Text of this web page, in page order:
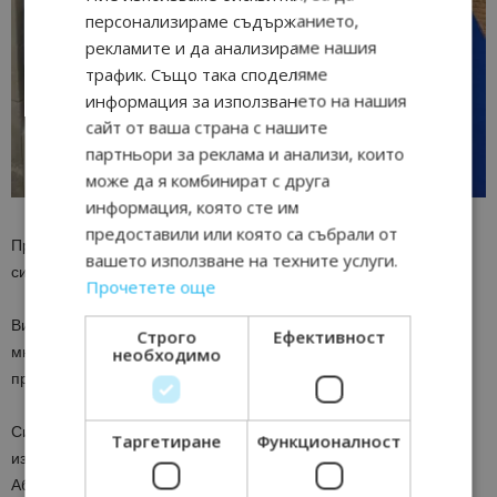
Прясна морска храна: Приготвена с местен зехтин, каперси и
сицилиански лимони.
Вино: Качествено бяло или червено вино можете да пиете на
много места в Италия, но само в Сицилия може да опитате
прочутите вина от Етна.
Сицилия не е място, за което просто се чете – тя трябва да се
изживее, усети и вкуси. Разгледайте актуалните оферти на
Абакс и резервирайте вашето бягство към слънцето още днес!
персонализираме съдържанието,
рекламите и да анализираме нашия
трафик. Също така споделяме
информация за използването на нашия
сайт от ваша страна с нашите
партньори за реклама и анализи, които
може да я комбинират с друга
информация, която сте им
предоставили или която са събрали от
вашето използване на техните услуги.
Прочетете още
Строго
необходимо
Ефективност
Таргетиране Функционалност